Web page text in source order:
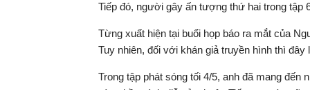
Tiếp đó, người gây ấn tượng thứ hai trong tập
Từng xuất hiện tại buổi họp báo ra mắt của
Tuy nhiên, đối với khán giả truyền hình thì đây
Trong tập phát sóng tối 4/5, anh đã mang